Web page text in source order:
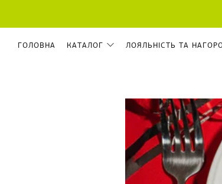
ГОЛОВНА КАТАЛОГ ЛОЯЛЬНІСТЬ ТА